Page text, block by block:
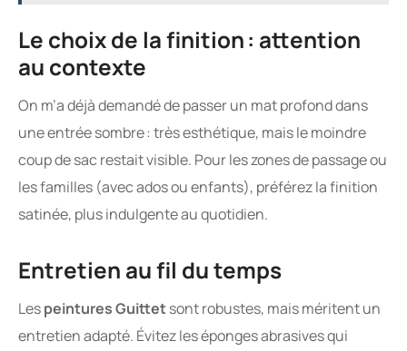
Le choix de la finition : attention
au contexte
On m’a déjà demandé de passer un mat profond dans
une entrée sombre : très esthétique, mais le moindre
coup de sac restait visible. Pour les zones de passage ou
les familles (avec ados ou enfants), préférez la finition
satinée, plus indulgente au quotidien.
Entretien au fil du temps
Lespeintures Guittetsont robustes, mais méritent un
entretien adapté. Évitez les éponges abrasives qui